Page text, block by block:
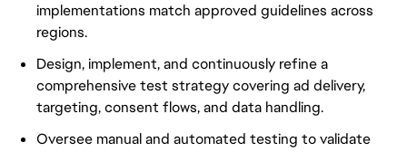
implementations match approved guidelines across
regions.
Design, implement, and continuously refine a
comprehensive test strategy covering ad delivery,
targeting, consent flows, and data handling.
Oversee manual and automated testing to validate